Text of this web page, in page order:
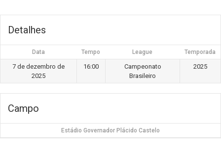
Detalhes
Data Tempo League Temporada
7 de dezembro de
2025
16:00
Campeonato
Brasileiro
2025
Campo
Estádio Governador Plácido Castelo